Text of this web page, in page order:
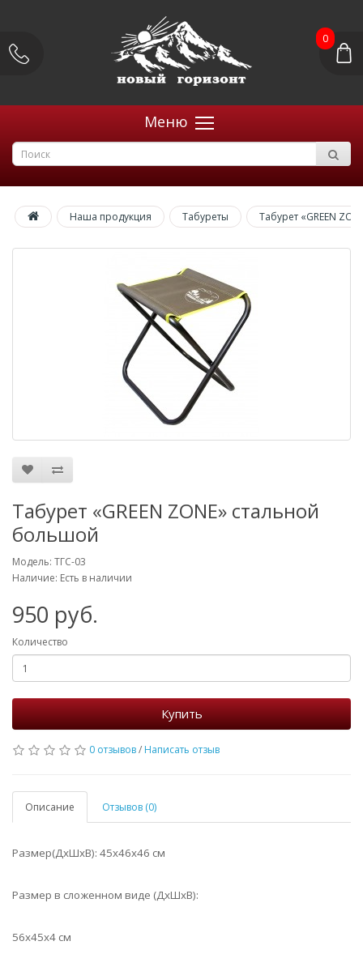
0
Меню
Наша продукция Табуреты Табурет «GREEN
Табурет «GREEN ZONE» стальной
большой
Модель: ТГС-03
Наличие: Есть в наличии
950 руб.
Количество
Купить
0 отзывов/ Написать отзыв
Описание Отзывов (0)
Размер(ДхШхВ): 45х46х46 см
Размер в сложенном виде (ДхШхВ):
56х45х4 см